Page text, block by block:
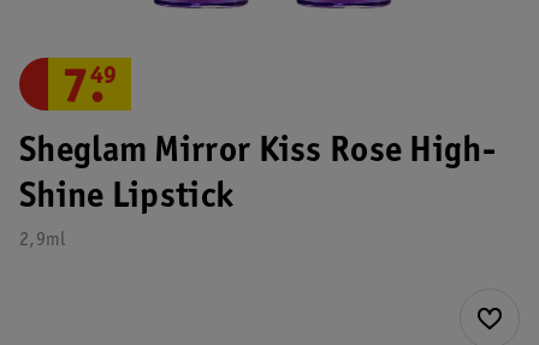
Sheglam Mirror Kiss Rose High-
Shine Lipstick
2,9ml
7.
49